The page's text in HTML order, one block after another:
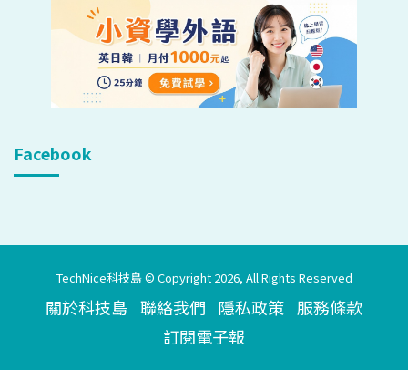
Facebook
TechNice科技島 © Copyright 2026, All Rights Reserved
關於科技島 聯絡我們 隱私政策 服務條款
訂閱電子報